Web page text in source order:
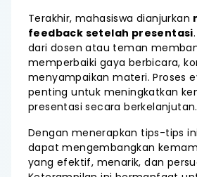
Terakhir, mahasiswa dianjurkan
feedback setelah presentasi
dari dosen atau teman
memperbaiki gaya berbicara,
menyampaikan materi. Proses
penting untuk meningkatkan
presentasi secara berkelanjutan.
Dengan menerapkan tips-tips
dapat mengembangkan
yang efektif, menarik, dan